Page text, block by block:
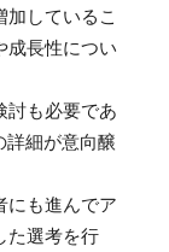
しているこ
成長性につい
討も必要であ
詳細が意向醸
にも進んでア
た選考を行